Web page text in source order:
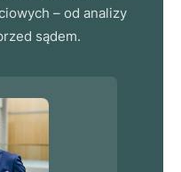
– od analizy
sądem.